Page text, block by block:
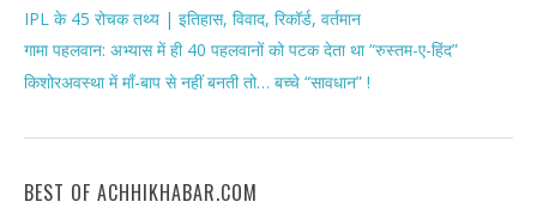
IPL के 45 रोचक तथ्य | इतिहास, विवाद, रिकॉर्ड, वर्तमान
गामा पहलवान: अभ्यास में ही 40 पहलवानों को पटक देता था “रुस्तम-ए-हिंद”
किशोरअवस्था में माँ-बाप से नहीं बनती तो… बच्चे “सावधान” !
BEST OF ACHHIKHABAR.COM